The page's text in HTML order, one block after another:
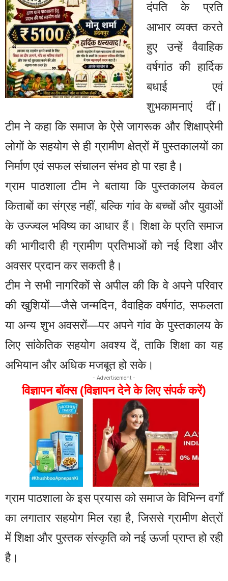
दंपति के प्रति
आभार व्यक्त करते
हुए उन्हें वैवाहिक
वर्षगांठ की हार्दिक
बधाई एवं
शुभकामनाएं दीं।
टीम ने कहा कि समाज के ऐसे जागरूक और शिक्षाप्रेमी
लोगों के सहयोग से ही ग्रामीण क्षेत्रों में पुस्तकालयों का
निर्माण एवं सफल संचालन संभव हो पा रहा है।
ग्राम पाठशाला टीम ने बताया कि पुस्तकालय केवल
किताबों का संग्रह नहीं, बल्कि गांव के बच्चों और युवाओं
के उज्ज्वल भविष्य का आधार हैं। शिक्षा के प्रति समाज
की भागीदारी ही ग्रामीण प्रतिभाओं को नई दिशा और
अवसर प्रदान कर सकती है।
टीम ने सभी नागरिकों से अपील की कि वे अपने परिवार
की खुशियों—जैसे जन्मदिन, वैवाहिक वर्षगांठ, सफलता
या अन्य शुभ अवसरों—पर अपने गांव के पुस्तकालय के
लिए सांकेतिक सहयोग अवश्य दें, ताकि शिक्षा का यह
अभियान और अधिक मजबूत हो सके।
- Advertisement -
विज्ञापन बॉक्स (विज्ञापन देने के लिए संपर्क करें)
ग्राम पाठशाला के इस प्रयास को समाज के विभिन्न वर्गों
का लगातार सहयोग मिल रहा है, जिससे ग्रामीण क्षेत्रों
में शिक्षा और पुस्तक संस्कृति को नई ऊर्जा प्राप्त हो रही
है।